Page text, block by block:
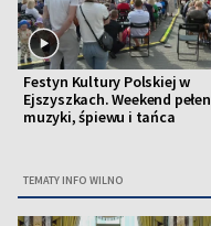
Festyn Kultury Polskiej w
Ejszyszkach. Weekend pełen
muzyki, śpiewu i tańca
TEMATY INFO WILNO